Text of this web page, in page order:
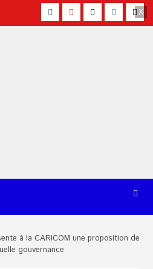
facebookYoutube
X
à la CARICOM une proposition de
gouvernance